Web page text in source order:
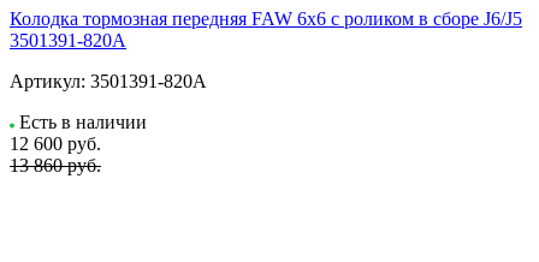
Колодка тормозная передняя FAW 6х6 с роликом в сборе J6/J5
3501391-820A
Артикул: 3501391-820A
Есть в наличии
12 600 руб.
13 860 руб.